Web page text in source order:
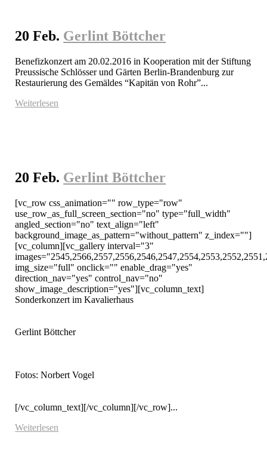
20 Feb. Gerlint Böttcher
Benefizkonzert am 20.02.2016 in Kooperation mit der Stiftung
Preussische Schlösser und Gärten Berlin-Brandenburg zur
Restaurierung des Gemäldes “Kapitän von Rohr”...
Weiterlesen
20 Feb. Gerlint Böttcher
[vc_row css_animation="" row_type="row"
use_row_as_full_screen_section="no" type="full_width"
angled_section="no" text_align="left"
background_image_as_pattern="without_pattern" z_index=""]
[vc_column][vc_gallery interval="3"
img_size="full" onclick="" enable_drag="yes"
direction_nav="yes" control_nav="no"
show_image_description="yes"][vc_column_text]
Sonderkonzert im Kavalierhaus
Gerlint Böttcher
Fotos: Norbert Vogel
[/vc_column_text][/vc_column][/vc_row]...
Weiterlesen